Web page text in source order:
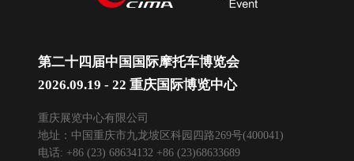
第二十四届中国国际摩托车博览会
2026.09.19 - 22 重庆国际博览中心
重庆展览中心有限公司
地址：中国重庆市九龙坡区科园四路269号(400041)
电话: +86 (23) 68634132 +86 (23)68633689